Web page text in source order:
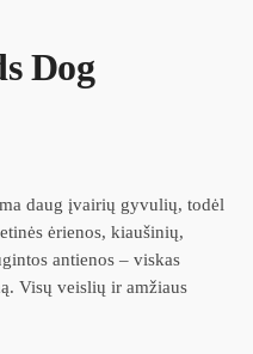
Dog
daug įvairių gyvulių, todėl
ėrienos, kiaušinių,
antienos – viskas
Visų veislių ir amžiaus